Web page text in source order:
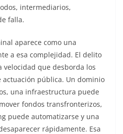
intermediarios,
falla.
aparece como una
a esa complejidad. El delito
velocidad que desborda los
pública. Un dominio
una infraestructura puede
fondos transfronterizos,
puede automatizarse y una
rápidamente. Esa